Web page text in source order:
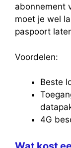
abonnement
moet je wel
paspoort
Voordelen:
Beste
4G